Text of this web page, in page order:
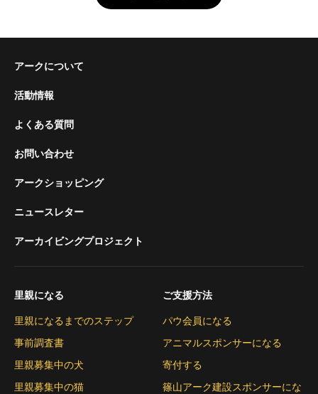
アークについて
活動情報
よくある質問
お問い合わせ
アークショッピング
ニュースレター
アーカイビングプロジェクト
里親になる
里親になるまでのステップ
事前調査書
里親募集中の犬
里親募集中の猫
ご支援方法
パウ会員になる
アニマルスポンサーになる
寄付する
篠山アーク建設スポンサーにな